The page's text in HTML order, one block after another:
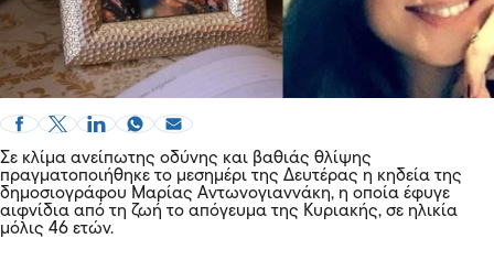
Σε κλίμα ανείπωτης οδύνης και βαθιάς θλίψης
πραγματοποιήθηκε το μεσημέρι της Δευτέρας η κηδεία της
δημοσιογράφου Μαρίας Αντωνογιαννάκη, η οποία έφυγε
αιφνίδια από τη ζωή το απόγευμα της Κυριακής, σε ηλικία
μόλις 46 ετών.